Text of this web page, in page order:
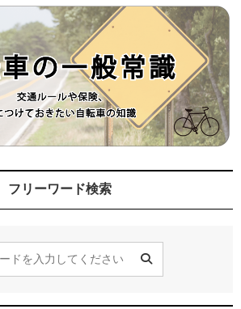
フリーワード検索